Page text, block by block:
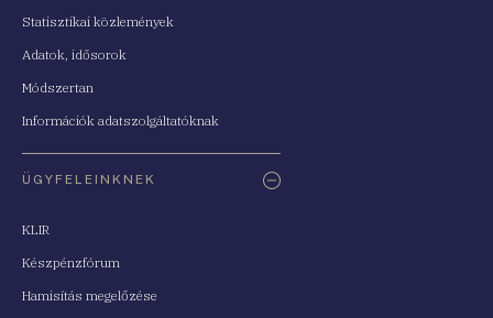
Statisztikai közlemények
Adatok, idősorok
Módszertan
Információk adatszolgáltatóknak
ÜGYFELEINKNEK
KLIR
Készpénzfórum
Hamisítás megelőzése